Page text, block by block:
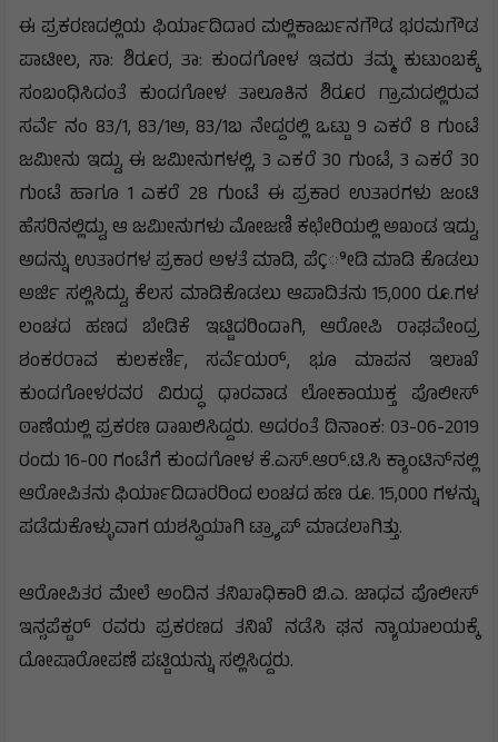
ಈ ಪ್ರಕರಣದಲ್ಲಿಯ ಫಿರ್ಯಾದಿದಾರ ಮಲ್ಲಿಕಾರ್ಜುನಗೌಡ ಭರಮಗೌಡ
ಪಾಟೀಲ, ಸಾ: ಶಿರೂರ, ತಾ: ಕುಂದಗೋಳ ಇವರು ತಮ್ಮ ಕುಟುಂಬಕ್ಕೆ
ಸಂಬಂಧಿಸಿದಂತೆ ಕುಂದಗೋಳ ತಾಲೂಕಿನ ಶಿರೂರ ಗ್ರಾಮದಲ್ಲಿರುವ
ಸರ್ವೆ ನಂ 83/1, 83/1ಅ, 83/1ಬ ನೇದ್ದರಲ್ಲಿ ಒಟ್ಟು 9 ಎಕರೆ 8 ಗುಂಟೆ
ಜಮೀನು ಇದ್ದು, ಈ ಜಮೀನುಗಳಲ್ಲಿ, 3 ಎಕರೆ 30 ಗುಂಟೆ, 3 ಎಕರೆ 30
ಗುಂಟೆ ಹಾಗೂ 1 ಎಕರೆ 28 ಗುಂಟೆ ಈ ಪ್ರಕಾರ ಉತಾರಗಳು ಜಂಟಿ
ಹೆಸರಿನಲ್ಲಿದ್ದು, ಆ ಜಮೀನುಗಳು ಮೋಜಣಿ ಕಛೇರಿಯಲ್ಲಿ ಅಖಂಡ ಇದ್ದು,
ಅದನ್ನು ಉತಾರಗಳ ಪ್ರಕಾರ ಅಳತೆ ಮಾಡಿ, ಪೆÇೀಡಿ ಮಾಡಿ ಕೊಡಲು
ಅರ್ಜಿ ಸಲ್ಲಿಸಿದ್ದು, ಕೆಲಸ ಮಾಡಿಕೊಡಲು ಆಪಾದಿತನು 15,000 ರೂ.ಗಳ
ಲಂಚದ ಹಣದ ಬೇಡಿಕೆ ಇಟ್ಟಿದರಿಂದಾಗಿ, ಆರೋಪಿ ರಾಘವೇಂದ್ರ
ಶಂಕರರಾವ ಕುಲಕರ್ಣಿ, ಸರ್ವೆಯರ್, ಭೂ ಮಾಪನ ಇಲಾಖೆ
ಕುಂದಗೋಳರವರ ವಿರುದ್ಧ ಧಾರವಾಡ ಲೋಕಾಯುಕ್ತ ಪೊಲೀಸ್
ಠಾಣೆಯಲ್ಲಿ ಪ್ರಕರಣ ದಾಖಲಿಸಿದ್ದರು. ಅದರಂತೆ ದಿನಾಂಕ: 03-06-2019
ರಂದು 16-00 ಗಂಟೆಗೆ ಕುಂದಗೋಳ ಕೆ.ಎಸ್.ಆರ್.ಟಿ.ಸಿ ಕ್ಯಾಂಟಿನ್ನಲ್ಲಿ
ಆರೋಪಿತನು ಫಿರ್ಯಾದಿದಾರರಿಂದ ಲಂಚದ ಹಣ ರೂ. 15,000 ಗಳನ್ನು
ಪಡೆದುಕೊಳ್ಳುವಾಗ ಯಶಸ್ವಿಯಾಗಿ ಟ್ರ್ಯಾಪ್ ಮಾಡಲಾಗಿತ್ತು.
ಆರೋಪಿತರ ಮೇಲೆ ಅಂದಿನ ತನಿಖಾಧಿಕಾರಿ ಬಿ.ಎ. ಜಾಧವ ಪೊಲೀಸ್
ಇನ್ಸಪೆಕ್ಟರ್ ರವರು ಪ್ರಕರಣದ ತನಿಖೆ ನಡೆಸಿ ಘನ ನ್ಯಾಯಾಲಯಕ್ಕೆ
ದೋಷಾರೋಪಣೆ ಪಟ್ಟಿಯನ್ನು ಸಲ್ಲಿಸಿದ್ದರು.